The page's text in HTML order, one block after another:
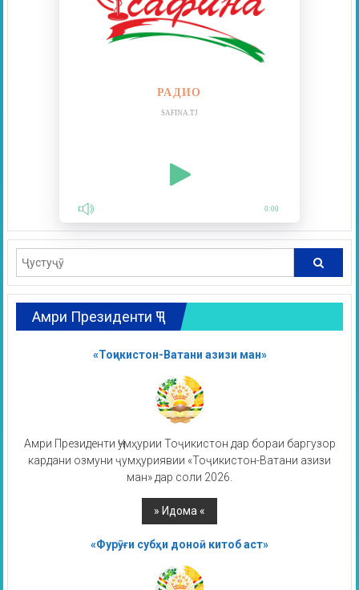
РАДИО
SAFINA.TJ
0:00
Амри Президенти ҶТ
«Тоҷикистон-Ватани азизи ман»
Амри Президенти Ҷумҳурии Тоҷикистон дар бораи баргузор
кардани озмуни ҷумҳуриявии «Тоҷикистон-Ватани азизи
ман» дар соли 2026.
«Фурӯғи субҳи доноӣ китоб аст»